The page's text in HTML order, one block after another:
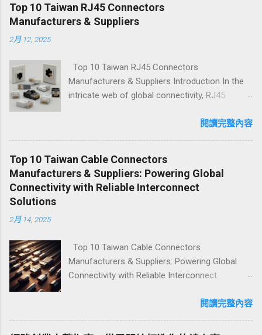
Top 10 Taiwan RJ45 Connectors
Manufacturers & Suppliers
2月 12, 2025
Top 10 Taiwan RJ45 Connectors
Manufacturers & Suppliers Introduction In the
intricate web of global connectivity, RJ45
keep data flowing seamlessly. These small yet
across the globe. Taiwan, a powerhouse in the
electronics manufacturing industry, has been
instrumental in producing top-tier RJ45
quality, Taiwanese manufacturers have
established themselves as leaders in this
critical component sector. In this
Taiwan RJ45 connectors manufacturers,
delving into their strengths, product offerings,
閱讀完整內容
Top 10 Taiwan Cable Connectors
Manufacturers & Suppliers: Powering Global
Connectivity with Reliable Interconnect
Solutions
2月 14, 2025
Top 10 Taiwan Cable Connectors
Manufacturers & Suppliers: Powering Global
Connectivity with Reliable Interconnect
connectors are the invisible yet indispensable
transmission. From the intricate wiring
閱讀完整內容